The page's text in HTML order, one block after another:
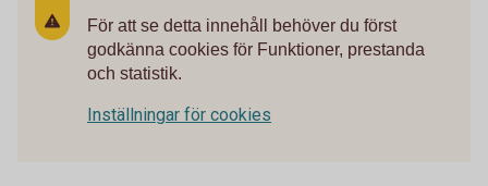
För att se detta innehåll behöver du först
godkänna cookies för Funktioner, prestanda
och statistik.
Inställningar för cookies